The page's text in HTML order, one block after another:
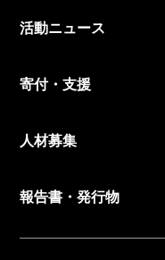
活動ニュース
寄付・支援
人材募集
報告書・発行物